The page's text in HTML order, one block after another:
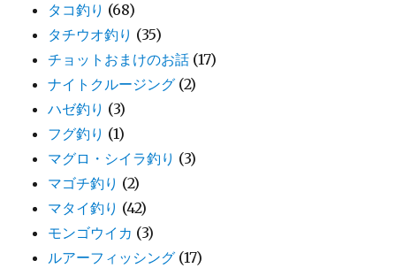
タコ釣り (68)
タチウオ釣り (35)
チョットおまけのお話 (17)
ナイトクルージング (2)
ハゼ釣り (3)
フグ釣り (1)
マグロ・シイラ釣り (3)
マゴチ釣り (2)
マタイ釣り (42)
モンゴウイカ (3)
ルアーフィッシング (17)